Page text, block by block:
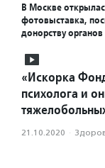
В Москве
фотовыставка,
донорству органов
«Искорка
психолога и
21.10.2020 ·